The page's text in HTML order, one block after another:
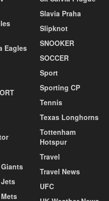
Eagles
Giants
Jets
Slavia Praha
Slipknot
SNOOKER
SOCCER
Sport
Sporting CP
Tennis
Texas Longhorns
Tottenham
Hotspur
Travel
Travel News
UFC